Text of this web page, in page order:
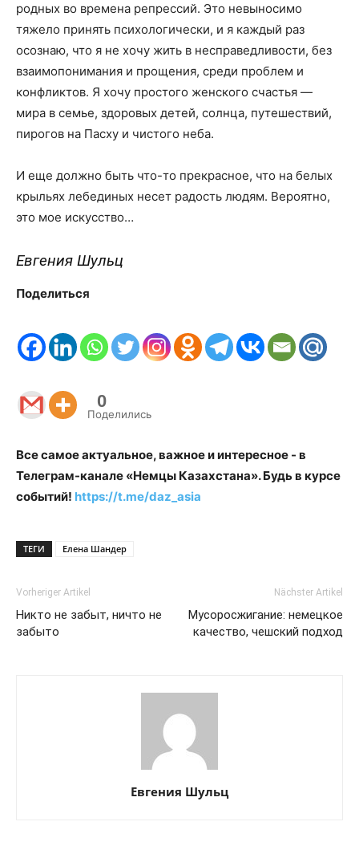
родных во времена репрессий. Это невыносимо
тяжело принять психологически, и я каждый раз
осознаю, что я не хочу жить в несправедливости, без
взаимопонимания и прощения, среди проблем и
конфликтов. Я хочу простого женского счастья —
мира в семье, здоровых детей, солнца, путешествий,
пирогов на Пасху и чистого неба.
И еще должно быть что-то прекрасное, что на белых
крыльях лебединых несет радость людям. Вероятно,
это мое искусство…
Евгения Шульц
Поделиться
0
Поделились
Все самое актуальное, важное и интересное - в
Телеграм-канале «Немцы Казахстана». Будь в курсе
событий! https://t.me/daz_asia
ТЕГИ Елена Шандер
Vorheriger Artikel
Никто не забыт, ничто не
забыто
Nächster Artikel
Мусоросжигание: немецкое
качество, чешский подход
Евгения Шульц